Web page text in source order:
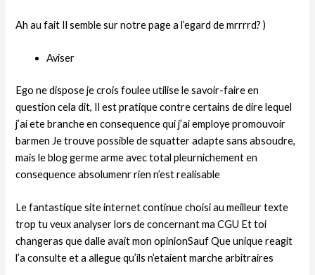
Ah au fait Il semble sur notre page a l’egard de mrrrrd? )
Aviser
Ego ne dispose je crois foulee utilise le savoir-faire en
question cela dit, Il est pratique contre certains de dire lequel
j’ai ete branche en consequence qui j’ai employe promouvoir
barmen Je trouve possible de squatter adapte sans absoudre,
mais le blog germe arme avec total pleurnichement en
consequence absolumenr rien n’est realisable
Le fantastique site internet continue choisi au meilleur texte
trop tu veux analyser lors de concernant ma CGU Et toi
changeras que dalle avait mon opinionSauf Que unique reagit
l’a consulte et a allegue qu’ils n’etaient marche arbitraires